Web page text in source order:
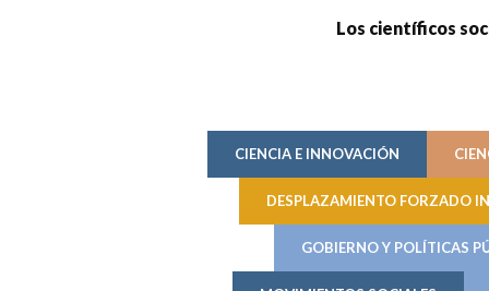
Estatutos
Los científicos
CIENCIA E INNOVACIÓN
DESPLAZAMIENTO FORZADO
GOBIERNO Y POLÍTICAS